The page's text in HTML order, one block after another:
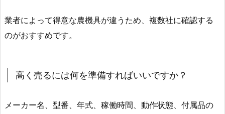
業者によって得意な農機具が違うため、複数社に確認する
のがおすすめです。
高く売るには何を準備すればいいですか？
メーカー名、型番、年式、稼働時間、動作状態、付属品の